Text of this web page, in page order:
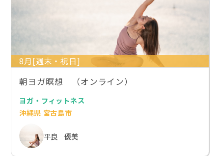
8月[週末・祝日]
朝ヨガ瞑想 （オンライン）
ヨガ・フィットネス
沖縄県 宮古島市
平良 優美